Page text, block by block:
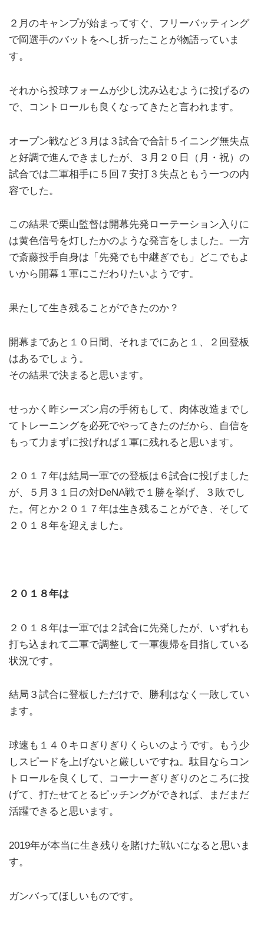
２月のキャンプが始まってすぐ、フリーバッティング
で岡選手のバットをへし折ったことが物語っていま
す。
それから投球フォームが少し沈み込むように投げるの
で、コントロールも良くなってきたと言われます。
オープン戦など３月は３試合で合計５イニング無失点
と好調で進んできましたが、３月２０日（月・祝）の
試合では二軍相手に５回７安打３失点ともう一つの内
容でした。
この結果で栗山監督は開幕先発ローテーション入りに
は黄色信号を灯したかのような発言をしました。一方
で斎藤投手自身は「先発でも中継ぎでも」どこでもよ
いから開幕１軍にこだわりたいようです。
果たして生き残ることができたのか？
開幕まであと１０日間、それまでにあと１、２回登板
はあるでしょう。
その結果で決まると思います。
せっかく昨シーズン肩の手術もして、肉体改造までし
てトレーニングを必死でやってきたのだから、自信を
もって力まずに投げれば１軍に残れると思います。
２０１７年は結局一軍での登板は６試合に投げました
が、５月３１日の対DeNA戦で１勝を挙げ、３敗でし
た。何とか２０１７年は生き残ることができ、そして
２０１８年を迎えました。
２０１８年は
２０１８年は一軍では２試合に先発したが、いずれも
打ち込まれて二軍で調整して一軍復帰を目指している
状況です。
結局３試合に登板しただけで、勝利はなく一敗してい
ます。
球速も１４０キロぎりぎりくらいのようです。もう少
しスピードを上げないと厳しいですね。駄目ならコン
トロールを良くして、コーナーぎりぎりのところに投
げて、打たせてとるピッチングができれば、まだまだ
活躍できると思います。
2019年が本当に生き残りを賭けた戦いになると思いま
す。
ガンバってほしいものです。